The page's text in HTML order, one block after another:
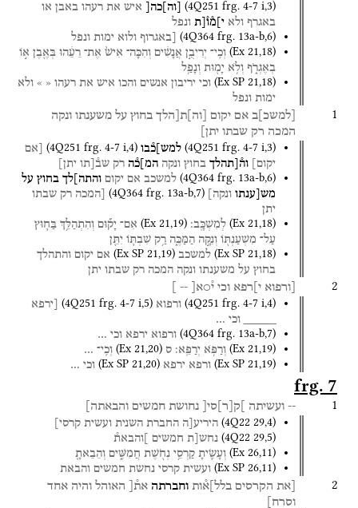
(4Q251 frg. 4-7 i,3) וה כה[ איש את רעהו באבן או
באגרף ולא י]מ֯ו֯[ת ונפל
(4Q364 frg. 13a-b,6) [באגרוף ולוא ימות ונפל
(Ex 21,18) וְכִֽי־ יְרִיבֻ֣ן אֲנָשִׁ֔ים וְהִכָּה־ אִישׁ֙ אֶת־ רֵעֵ֔הוּ בְּאֶ֖בֶן א֣וֹ
בְאֶגְרֹ֑ף וְלֹ֥א יָמ֖וּת וְנָפַ֥ל
(Ex SP 21,18) וכי יריבון אנשים והכו איש את רעהו «
» ולא
ימות ונפל
1 למשכ ב אם יקום וה ת[הלך בחוץ על משענתו ונקה
המכה רק שבתו יתן]
(4Q251 frg. 4-7 i,3) למש]כ֯בו (4Q251 frg. 4-7 i,4)
[אם
יקום]
וה֯[תהלך בחוץ ונקה המ]כ֯ה רק שב֯[תו יתן]
(4Q364 frg. 13a-b,6) למשכב אם יקום והתה]לך בחוץ על
מש[ענתו ונקה] (4Q364 frg. 13a-b,7) [המכה רק שבתו
יתן
(Ex 21,18) לְמִשְׁכָּֽב׃ (Ex 21,19) אִם־ יָק֞וּם וְהִתְהַלֵּ֥ךְ בַּח֛וּץ
עַל־ מִשְׁעַנְתּ֖וֹ וְנִקָּ֣ה הַמַּכֶּ֑ה רַ֥ק שִׁבְתּ֛וֹ יִתֵּ֖ן
(Ex SP 21,18) למשכב (Ex SP 21,19) אם יקום והתהלך
בחוץ על משענתו ונקה המכה רק שבתו יתן
2 [ורפוא י]רפא וכי י֯○א[ --
(4Q251 frg. 4-7 i,4) ורפוא (4Q251 frg. 4-7 i,5)
[ירפא
וכי …
(4Q364 frg. 13a-b,7) ורפוא ירפא וכי …
(Ex 21,19) וְרַפֹּ֥א יְרַפֵּֽא׃ ס (Ex 21,20) וְכִֽי־ …
(Ex SP 21,19) ורפא ירפא (Ex SP 21,20) וכי …
frg. 7
1
-- ועשיתה ]ק ר סי[ נחושת חמשים והבאתה]
(4Q22 29,4) היריע[ה החברת השנית ועשית קרסי]
(4Q22 29,5) נחש[ת חמשים ]והבאת֯
(Ex 26,11) וְעָשִׂ֛יתָ קַרְסֵ֥י נְחֹ֖שֶׁת חֲמִשִּׁ֑ים וְהֵבֵאתָ֤
(Ex SP 26,11) ועשית קרסי נחשת חמשים והבאת
2 [את הקרסים בלל]א֯ות וחברתה את֯[ האוהל והיה אחד
וסרח]